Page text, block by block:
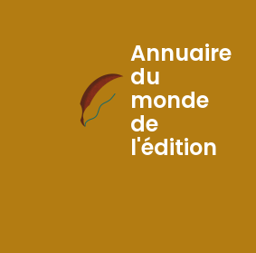
Skip
to
Content
Annuaire
du
monde
de
l'édition